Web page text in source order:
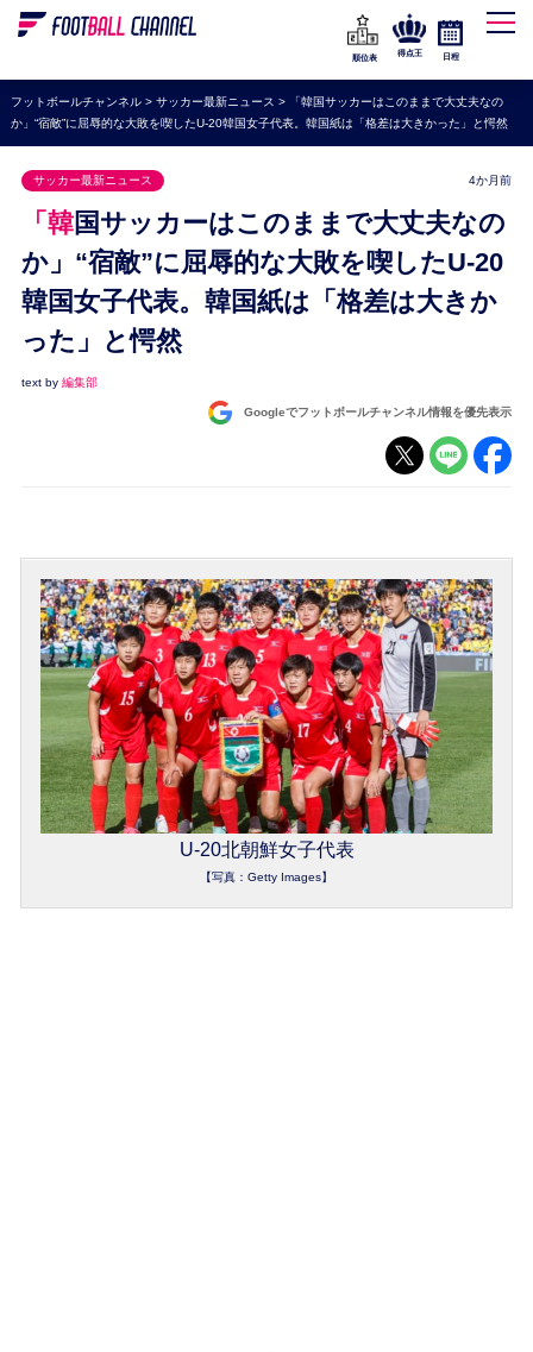
WEリーグ
海外サッカー
プレミアリーグ
ラ・リーガ
セリエA
ブンデスリーガ
UEFA
ナショナルチーム
高校サッカー
順位表
得点王 日程
フットボールチャンネル> サッカー最新ニュース >
「韓国サッカーはこのままで大丈夫なの
か」“宿敵”に屈辱的な大敗を喫したU-20韓国女子代表。韓国紙は「格差は大きかった」と愕然
サッカー最新ニュース 4か月前
「韓国サッカーはこのままで大丈夫なの
か」“宿敵”に屈辱的な大敗を喫したU-20
韓国女子代表。韓国紙は「格差は大きか
った」と愕然
text by 編集部
Googleでフットボールチャンネル情報を優先表示
U-20北朝鮮女子代表
【写真：Getty Images】